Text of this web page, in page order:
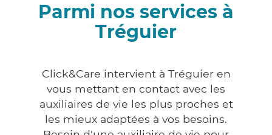
Parmi nos services à
Tréguier
Click&Care intervient à Tréguier en
vous mettant en contact avec les
auxiliaires de vie les plus proches et
les mieux adaptées à vos besoins.